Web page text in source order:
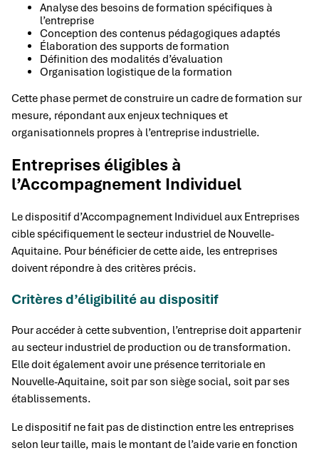
Analyse des besoins de formation spécifiques à
l’entreprise
Conception des contenus pédagogiques adaptés
Élaboration des supports de formation
Définition des modalités d’évaluation
Organisation logistique de la formation
Cette phase permet de construire un cadre de formation sur
mesure, répondant aux enjeux techniques et
organisationnels propres à l’entreprise industrielle.
Entreprises éligibles à
l’Accompagnement Individuel
Le dispositif d’Accompagnement Individuel aux Entreprises
cible spécifiquement le secteur industriel de Nouvelle-
Aquitaine. Pour bénéficier de cette aide, les entreprises
doivent répondre à des critères précis.
Critères d’éligibilité au dispositif
Pour accéder à cette subvention, l’entreprise doit appartenir
au secteur industriel de production ou de transformation.
Elle doit également avoir une présence territoriale en
Nouvelle-Aquitaine, soit par son siège social, soit par ses
établissements.
Le dispositif ne fait pas de distinction entre les entreprises
selon leur taille, mais le montant de l’aide varie en fonction